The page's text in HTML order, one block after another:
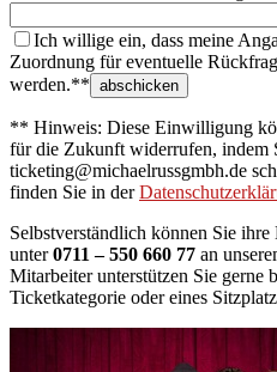
Ich willige ein, dass meine
Zuordnung für eventuelle
werden.**
** Hinweis: Diese Einwilligung
für die Zukunft widerrufen, indem
ticketing@michaelrussgmbh.de
finden Sie in der
Selbstverständlich können Sie
unter0711 – 550 660 77 an
Mitarbeiter unterstützen Sie gerne
Ticketkategorie oder eines